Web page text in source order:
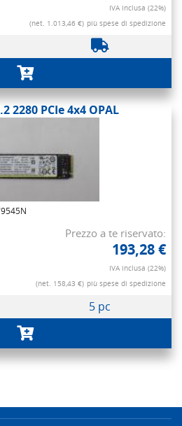
IVA inclusa (22%)
(net. 1.013,46 €) più spese di spedizione
2280 PCIe 4x4 OPAL
Prezzo a te riservato:
193,28 €
IVA inclusa (22%)
(net. 158,43 €) più spese di spedizione
5 pc